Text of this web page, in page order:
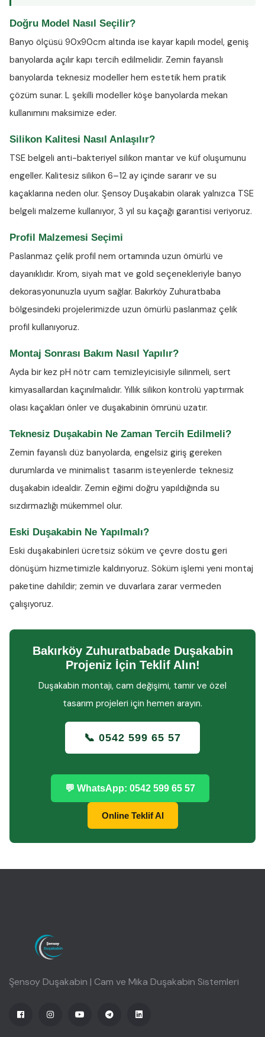
Doğru Model Nasıl Seçilir?
Banyo ölçüsü 90x90cm altında ise kayar kapılı model, geniş
banyolarda açılır kapı tercih edilmelidir. Zemin fayanslı
banyolarda teknesiz modeller hem estetik hem pratik
çözüm sunar. L şekilli modeller köşe banyolarda mekan
kullanımını maksimize eder.
Silikon Kalitesi Nasıl Anlaşılır?
TSE belgeli anti-bakteriyel silikon mantar ve küf oluşumunu
engeller. Kalitesiz silikon 6–12 ay içinde sararır ve su
kaçaklarına neden olur. Şensoy Duşakabin olarak yalnızca TSE
belgeli malzeme kullanıyor, 3 yıl su kaçağı garantisi veriyoruz.
Profil Malzemesi Seçimi
Paslanmaz çelik profil nem ortamında uzun ömürlü ve
dayanıklıdır. Krom, siyah mat ve gold seçenekleriyle banyo
dekorasyonunuzla uyum sağlar. Bakırköy Zuhuratbaba
bölgesindeki projelerimizde uzun ömürlü paslanmaz çelik
profil kullanıyoruz.
Montaj Sonrası Bakım Nasıl Yapılır?
Ayda bir kez pH nötr cam temizleyicisiyle silinmeli, sert
kimyasallardan kaçınılmalıdır. Yıllık silikon kontrolü yaptırmak
olası kaçakları önler ve duşakabinin ömrünü uzatır.
Teknesiz Duşakabin Ne Zaman Tercih Edilmeli?
Zemin fayanslı düz banyolarda, engelsiz giriş gereken
durumlarda ve minimalist tasarım isteyenlerde teknesiz
duşakabin idealdir. Zemin eğimi doğru yapıldığında su
sızdırmazlığı mükemmel olur.
Eski Duşakabin Ne Yapılmalı?
Eski duşakabinleri ücretsiz söküm ve çevre dostu geri
dönüşüm hizmetimizle kaldırıyoruz. Söküm işlemi yeni montaj
paketine dahildir; zemin ve duvarlara zarar vermeden
çalışıyoruz.
Bakırköy Zuhuratbabade Duşakabin
Projeniz İçin Teklif Alın!
Duşakabin montajı, cam değişimi, tamir ve özel
tasarım projeleri için hemen arayın.
📞 0542 599 65 57
💬 WhatsApp: 0542 599 65 57
Online Teklif Al
Şensoy Duşakabin | Cam ve Mika Duşakabin Sistemleri